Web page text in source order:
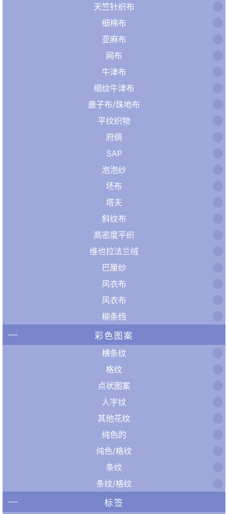
天竺针织布
细棉布
亚麻布
网布
牛津布
细纹牛津布
鹿子布/珠地布
平纹织物
府绸
SAP
泡泡纱
坯布
塔夫
斜纹布
高密度平织
维也拉法兰绒
巴厘纱
风衣布
风衣布
柳条绉
彩色图案
横条纹
格纹
点状图案
人字纹
其他花纹
纯色的
纯色/格纹
条纹
条纹/格纹
标签